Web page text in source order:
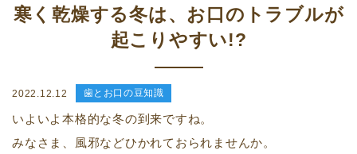
寒く乾燥する冬は、お口のトラブルが
起こりやすい!?
2022.12.12 歯とお口の豆知識
いよいよ本格的な冬の到来ですね。
みなさま、風邪などひかれておられませんか。